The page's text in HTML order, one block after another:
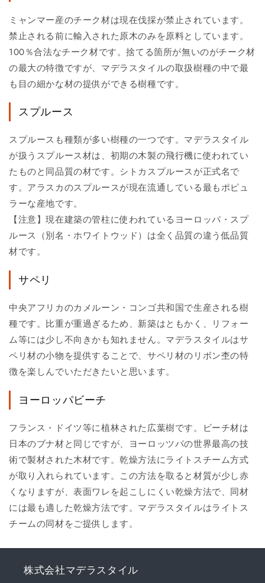
ミャンマー産のチーク材は現在伐採が禁止されています。
禁止される前に輸入された原木のみを原料としています。
100％合法なチーク材です。捨てる箇所が無いのがチーク材
の最大の特徴ですが、マデラスタイルの取扱樹種の中で最
も目の細かな材の提供ができる樹種です。
スプルース
スプルースも種類が多い樹種の一つです。マデラスタイル
が扱うスプルース材は、初期の木製の飛行機に使われてい
たものと同品質の材です。シトカスプルースが正式名で
す。アラスカのスプルースが現在流通している最もポピュ
ラーな産地です。
【注意】現在建築の管柱に使われているヨーロッパ・スプ
ルース（別名・ホワイトウッド）は全く品質の違う低品質
材です。
サペリ
中央アフリカのカメルーン・コンゴ共和国で生産される樹
種です。比重が重過ぎるため、新築はともかく、リフォー
ム等には少し不向きかも知れません。マデラスタイルはサ
ペリ材の小物を提供することで、サペリ材のリボン杢の特
徴を楽しんでいただきたいと思います。
ヨーロッパビーチ
フランス・ドイツ等に植林された広葉樹です。ビーチ材は
日本のブナ材と同じですが、ヨーロッツパの世界最高の技
術で製材された木材です。乾燥方法にライトスチーム方式
が取り入れられています。この方法を取ると材質が少し赤
くなりますが、表面ワレを起こしにくい乾燥方法で、同材
には最も適した乾燥方法です。マデラスタイルはライトス
チームの同材をご提供します。
株式会社マデラスタイル